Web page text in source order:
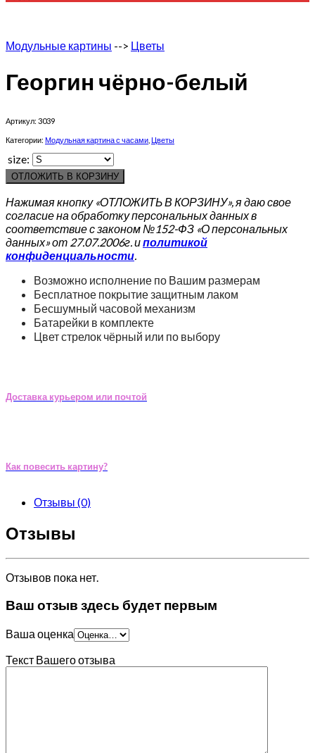
Модульные картины --> Цветы
Георгин чёрно-белый
Артикул: 3039
Категории: Модульная картина с часами Цветы
size:
ОТЛОЖИТЬ В КОРЗИНУ
Нажимая кнопку «ОТЛОЖИТЬ В КОРЗИНУ», я даю свое
согласие на обработку персональных данных в
соответствие с законом №152-ФЗ «О персональных
данных» от 27.07.2006г. иполитикой
конфиденциальности.
Возможно исполнение по Вашим размерам
Бесплатное покрытие защитным лаком
Бесшумный часовой механизм
Батарейки в комплекте
Цвет стрелок чёрный или по выбору
Доставка курьером или почтой
Как повесить картину?
Отзывы (0)
Отзывы
Отзывов пока нет.
Ваш отзыв здесь будет первым
Ваша оценка
Текст Вашего отзыва